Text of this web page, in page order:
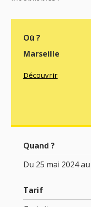
Où ?
Marseille
Découvrir
Quand ?
Du 25 mai 2024
Tarif